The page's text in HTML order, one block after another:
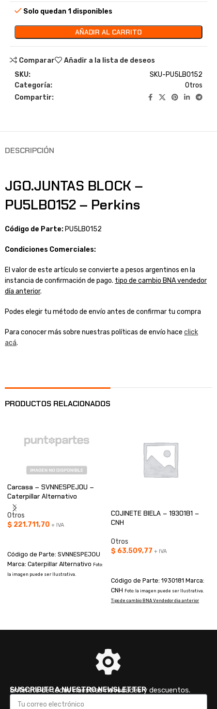
Solo quedan 1 disponibles
AÑADIR AL CARRITO
Comparar
Añadir a la lista de deseos
SKU:
SKU-PU5LB0152
Categoría:
Otros
Compartir:
DESCRIPCIÓN
JGO.JUNTAS BLOCK –
PU5LB0152 – Perkins
Código de Parte: PU5LB0152
Condiciones Comerciales:
El valor de este artículo se convierte a pesos argentinos en la
instancia de confirmación de pago. tipo de cambio BNA vendedor
día anterior.
Podes elegir tu método de envío antes de confirmar tu compra
Para conocer más sobre nuestras políticas de envío hace click
acá.
PRODUCTOS RELACIONADOS
Carcasa – SVNNESPEJOU –
Caterpillar Alternativo
Otros
$ 221.711,70 + IVA
Código de Parte: SVNNESPEJOU
Marca: Caterpillar Alternativo Foto:
la imagen puede ser Ilustrativa.
COJINETE BIELA – 1930181 –
CNH
Otros
$ 63.509,77 + IVA
Código de Parte: 1930181 Marca:
CNH Foto: la imagen puede ser Ilustrativa.
Tipo de cambio BNA Vendedor dia anterior
SUSCRIBITE A NUESTRO NEWSLETTER
Enterate de todas nuestras novedades y descuentos.